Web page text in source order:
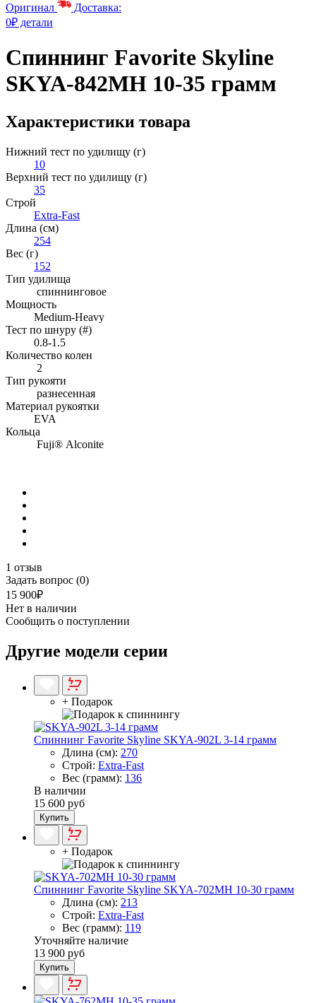
Оригинал
Доставка:
0₽ детали
Спиннинг Favorite Skyline
SKYA-842MH 10-35 грамм
Характеристики товара
Нижний тест по удилищу (г)
10
Верхний тест по удилищу (г)
35
Строй
Extra-Fast
Длина (см)
254
Вес (г)
152
Тип удилища
спиннинговое
Мощность
Medium-Heavy
Тест по шнуру (#)
0.8-1.5
Количество колен
2
Тип рукояти
разнесенная
Материал рукоятки
EVA
Кольца
Fuji® Alconite
1 отзыв
Задать вопрос (0)
15 900₽
Нет в наличии
Сообщить о поступлении
Другие модели серии
+ Подарок
Спиннинг Favorite Skyline SKYA-902L 3-14 грамм
Длина (см): 270
Строй: Extra-Fast
Вес (грамм): 136
В наличии
15 600 руб
Купить
+ Подарок
Спиннинг Favorite Skyline SKYA-702MH 10-30 грамм
Длина (см): 213
Строй: Extra-Fast
Вес (грамм): 119
Уточняйте наличие
13 900 руб
Купить